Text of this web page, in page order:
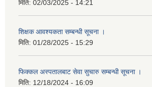
मिति: 02/03/2025 - 14:21
शिक्षक आवश्यकता सम्बन्धी सूचना ।
मिति: 01/28/2025 - 15:29
फिक्कल अस्पतालबाट सेवा सुचारु सम्बन्धी सूचना ।
मिति: 12/18/2024 - 16:09